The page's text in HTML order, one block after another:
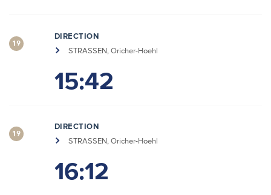
19
DIRECTION
STRASSEN, Oricher-Hoehl
15:42
19
DIRECTION
STRASSEN, Oricher-Hoehl
16:12